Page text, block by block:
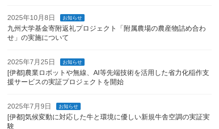
2025年10月8日 お知らせ
九州大学基金寄附返礼プロジェクト「附属農場の農産物詰め合わ
せ」の実施について
2025年7月25日 お知らせ
[伊都]農業ロボットや無線、AI等先端技術を活用した省力化稲作支
援サービスの実証プロジェクトを開始
2025年7月9日 お知らせ
[伊都]気候変動に対応した牛と環境に優しい新規牛舎空調の実証実
験